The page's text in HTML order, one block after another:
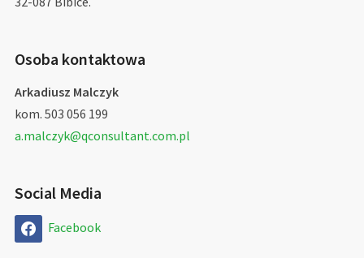
Osoba kontaktowa
Arkadiusz Malczyk
kom. 503 056 199
a.malczyk@qconsultant.com.pl
Social Media
Facebook